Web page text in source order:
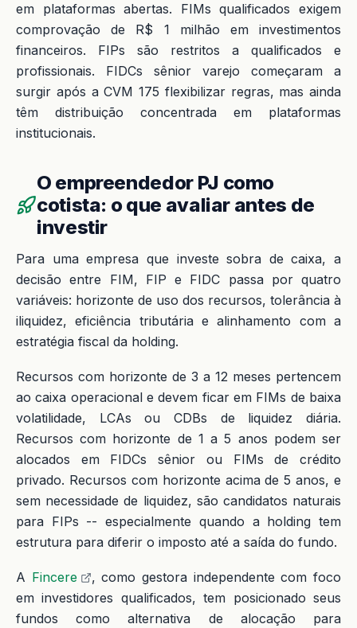
em plataformas abertas. FIMs qualificados exigem
comprovação de R$ 1 milhão em investimentos
financeiros. FIPs são restritos a qualificados e
profissionais. FIDCs sênior varejo começaram a
surgir após a CVM 175 flexibilizar regras, mas ainda
têm distribuição concentrada em plataformas
institucionais.
O empreendedor PJ como
cotista: o que avaliar antes de
investir
Para uma empresa que investe sobra de caixa, a
decisão entre FIM, FIP e FIDC passa por quatro
variáveis: horizonte de uso dos recursos, tolerância à
iliquidez, eficiência tributária e alinhamento com a
estratégia fiscal da holding.
Recursos com horizonte de 3 a 12 meses pertencem
ao caixa operacional e devem ficar em FIMs de baixa
volatilidade, LCAs ou CDBs de liquidez diária.
Recursos com horizonte de 1 a 5 anos podem ser
alocados em FIDCs sênior ou FIMs de crédito
privado. Recursos com horizonte acima de 5 anos, e
sem necessidade de liquidez, são candidatos naturais
para FIPs -- especialmente quando a holding tem
estrutura para diferir o imposto até a saída do fundo.
A Fincere
, como gestora independente com foco
em investidores qualificados, tem posicionado seus
fundos como alternativa de alocação para